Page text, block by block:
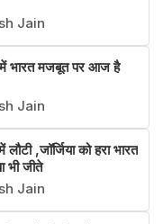
नें यूएसए की 3-1 से
Jain
में भारत मजबूत पर आज है
Jain
,जॉर्जिया को हरा भारत
भी जीते